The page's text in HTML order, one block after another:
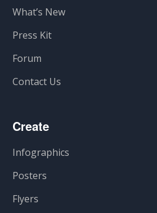
What’s New
Press Kit
Forum
Contact Us
Create
Infographics
Posters
Flyers